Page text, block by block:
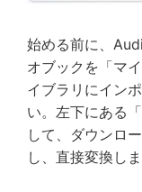
始める前に、
オブックを「マ
イブラリにイン
い。左下にある
して、ダウンロ
し、直接変換しま